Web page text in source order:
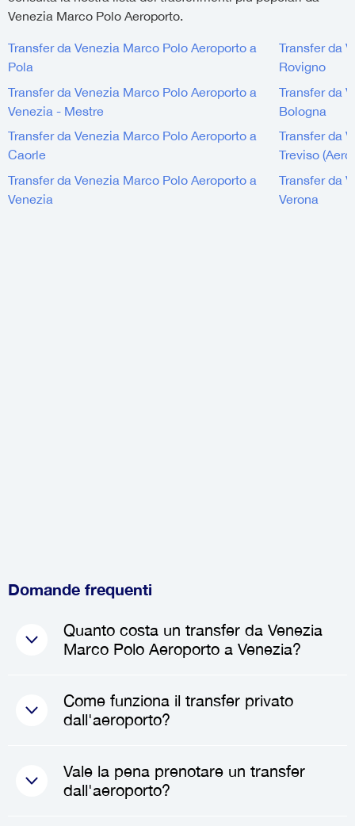
Venezia Marco Polo Aeroporto.
Transfer da Venezia Marco Polo Aeroporto a
Pola
Transfer da
Rovigno
Transfer da Venezia Marco Polo Aeroporto a
Venezia - Mestre
Transfer da
Bologna
Transfer da Venezia Marco Polo Aeroporto a
Caorle
Transfer da
Treviso
Transfer da Venezia Marco Polo Aeroporto a
Venezia
Transfer da
Verona
Domande frequenti
Quanto costa un transfer da Venezia
Marco Polo Aeroporto a Venezia?
Il costo di un
transfer da
Venezia Marco Polo Aeroporto
tipo di veicolo e del numero di
passeggeri. I prezzi possono
Come funziona il transfer privato
dall'aeroporto?
Quando prenoti un transfer
privato, un autista professionista
Vale la pena prenotare un transfer
dall'aeroporto?